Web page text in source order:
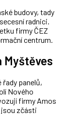
budovy, tady
radnici.
firmy ČEZ
centrum.
Myštěves
řady panelů,
Nového
firmy Amos
jsou zčásti